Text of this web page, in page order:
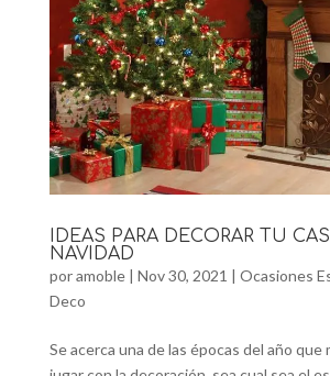
IDEAS PARA DECORAR TU
NAVIDAD
poramoble| Nov 30, 2021 | Ocasiones
Deco
Se acerca una de las épocas del año que